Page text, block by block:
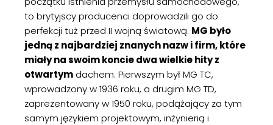
to brytyjscy producenci doprowadzili go do
perfekcji tuż przed II wojną światową. MG było
jedną z najbardziej znanych nazw i firm, które
miały na swoim koncie dwa wielkie hity z
otwartym dachem. Pierwszym był MG TC,
wprowadzony w 1936 roku, a drugim MG TD,
zaprezentowany w 1950 roku, podążający za tym
samym językiem projektowym, inżynierią i